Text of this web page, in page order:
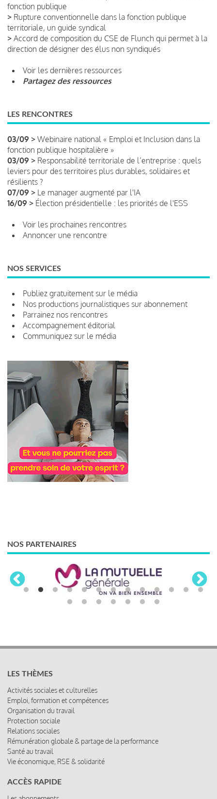
fonction publique
> Rupture conventionnelle dans la fonction publique
territoriale, un guide syndical
> Accord de composition du CSE de Flunch qui permet à la
direction de désigner des élus non syndiqués
Voir les dernières ressources
Partagez des ressources
LES RENCONTRES
03/09 > Webinaire national « Emploi et Inclusion dans la
fonction publique hospitalière »
03/09 > Responsabilité territoriale de l’entreprise : quels
leviers pour des territoires plus durables, solidaires et
résilients ?
07/09 > Le manager augmenté par l'IA
16/09 > Élection présidentielle : les priorités de l'ESS
Voir les prochaines rencontres
Annoncer une rencontre
NOS SERVICES
Publiez gratuitement sur le média
Nos productions journalistiques sur abonnement
Parrainez nos rencontres
Accompagnement éditorial
Communiquez sur le média
NOS PARTENAIRES
LES THÈMES
Activités sociales et culturelles
Emploi, formation et compétences
Organisation du travail
Protection sociale
Relations sociales
Rémunération globale & partage de la performance
Santé au travail
Vie économique, RSE & solidarité
ACCÈS RAPIDE